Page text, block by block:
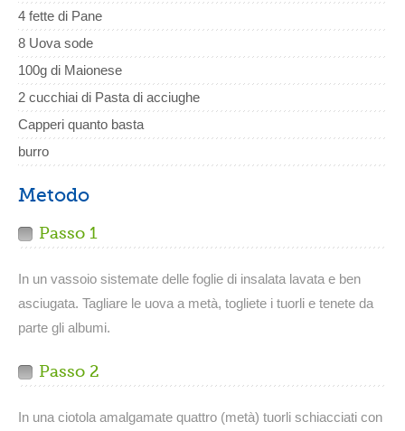
4 fette di Pane
8 Uova sode
100g di Maionese
2 cucchiai di Pasta di acciughe
Capperi quanto basta
burro
Metodo
Passo 1
In un vassoio sistemate delle foglie di insalata lavata e ben
asciugata. Tagliare le uova a metà, togliete i tuorli e tenete da
parte gli albumi.
Passo 2
In una ciotola amalgamate quattro (metà) tuorli schiacciati con